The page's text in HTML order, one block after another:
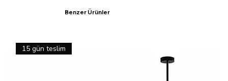
Benzer Ürünler
15 gün teslim